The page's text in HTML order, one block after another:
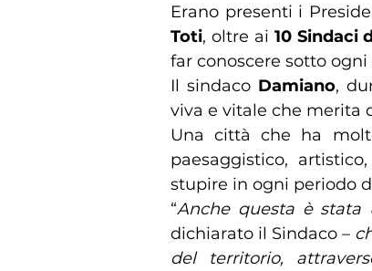
Erano presenti i
Toti, oltre ai 10 Sindaci
far conoscere sotto
Il sindaco Damiano,
viva e vitale che merita
Una città che ha
paesaggistico,
stupire in ogni periodo
“Anche questa è
dichiarato il Sindaco –
del territorio,